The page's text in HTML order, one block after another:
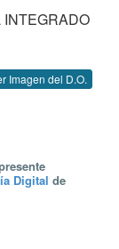
Imagen del D.O.
Digital de